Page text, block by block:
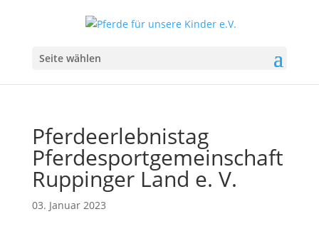
Seite wählen
Pferdeerlebnistag
Pferdesportgemeinschaft
Ruppinger Land e. V.
03. Januar 2023